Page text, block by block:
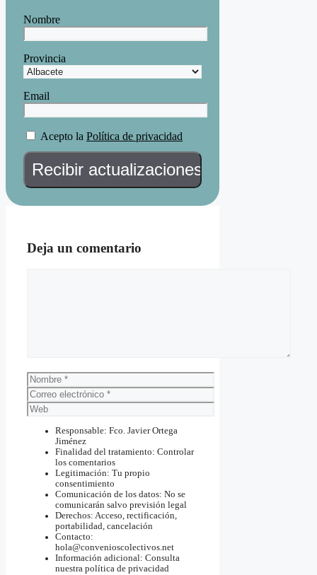
Nombre
Provincia
Email
Acepto la Política de privacidad
Deja un comentario
Nombre
Correo
electrónico
Web
Responsable: Fco. Javier Ortega
Jiménez
Finalidad del tratamiento: Controlar
los comentarios
Legitimación: Tu propio
consentimiento
Comunicación de los datos: No se
comunicarán salvo previsión legal
Derechos: Acceso, rectificación,
portabilidad, cancelación
Contacto:
hola@convenioscolectivos.net
Información adicional: Consulta
nuestra política de privacidad